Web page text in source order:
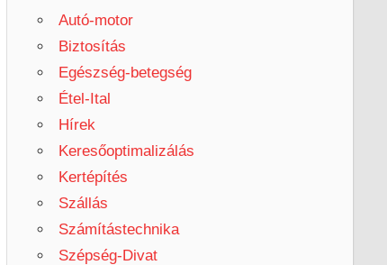
Autó-motor
Biztosítás
Egészség-betegség
Étel-Ital
Hírek
Keresőoptimalizálás
Kertépítés
Szállás
Számítástechnika
Szépség-Divat